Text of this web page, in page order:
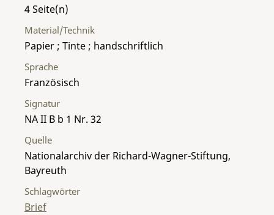
4
Material/Technik
Papier ; Tinte ; handschriftlich
Sprache
Französisch
Signatur
NA II B b 1 Nr. 32
Quelle
Nationalarchiv der Richard-Wagner-Stiftung,
Bayreuth
Schlagwörter
Brief